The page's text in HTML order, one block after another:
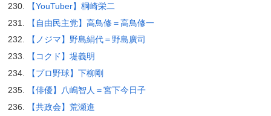
【YouTuber】桐崎栄二
【自由民主党】高鳥修＝高鳥修一
【ノジマ】野島絹代＝野島廣司
【コクド】堤義明
【プロ野球】下柳剛
【俳優】八嶋智人＝宮下今日子
【共政会】荒瀬進